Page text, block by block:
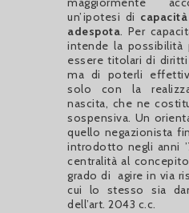
un’ipotesi di
adespota. Per
intende la
essere titolari di
ma di poterli
solo con la
nascita, che ne
sospensiva. Un
quello negazionista
introdotto negli anni
centralità al
grado di agire in via
cui lo stesso sia
dell’art. 2043 c.c.